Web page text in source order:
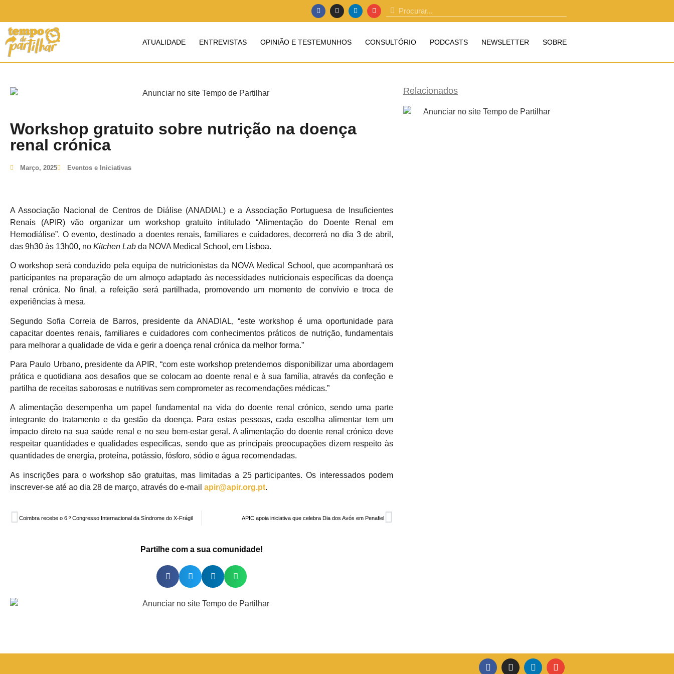
ATUALIDADE ENTREVISTAS OPINIÃO E TESTEMUNHOS CONSULTÓRIO PODCASTS NEWSLETTER SOBRE
Workshop gratuito sobre nutrição na doença
renal crónica
Março, 2025 Eventos e Iniciativas
A Associação Nacional de Centros de Diálise (ANADIAL) e a Associação Portuguesa de Insuficientes
Renais (APIR) vão organizar um workshop gratuito intitulado “Alimentação do Doente Renal em
Hemodiálise”. O evento, destinado a doentes renais, familiares e cuidadores, decorrerá no dia 3 de abril,
das 9h30 às 13h00, no Kitchen Lab da NOVA Medical School, em Lisboa.
O workshop será conduzido pela equipa de nutricionistas da NOVA Medical School, que acompanhará os
participantes na preparação de um almoço adaptado às necessidades nutricionais específicas da doença
renal crónica. No final, a refeição será partilhada, promovendo um momento de convívio e troca de
experiências à mesa.
Segundo Sofia Correia de Barros, presidente da ANADIAL, “este workshop é uma oportunidade para
capacitar doentes renais, familiares e cuidadores com conhecimentos práticos de nutrição, fundamentais
para melhorar a qualidade de vida e gerir a doença renal crónica da melhor forma.”
Para Paulo Urbano, presidente da APIR, “com este workshop pretendemos disponibilizar uma abordagem
prática e quotidiana aos desafios que se colocam ao doente renal e à sua família, através da confeção e
partilha de receitas saborosas e nutritivas sem comprometer as recomendações médicas.”
A alimentação desempenha um papel fundamental na vida do doente renal crónico, sendo uma parte
integrante do tratamento e da gestão da doença. Para estas pessoas, cada escolha alimentar tem um
impacto direto na sua saúde renal e no seu bem-estar geral. A alimentação do doente renal crónico deve
respeitar quantidades e qualidades específicas, sendo que as principais preocupações dizem respeito às
quantidades de energia, proteína, potássio, fósforo, sódio e água recomendadas.
As inscrições para o workshop são gratuitas, mas limitadas a 25 participantes. Os interessados podem
inscrever-se até ao dia 28 de março, através do e-mail apir@apir.org.pt.
Coimbra recebe o 6.º Congresso Internacional da Síndrome do X-Frágil APIC apoia iniciativa que celebra Dia dos Avós em Penafiel
Partilhe com a sua comunidade!
Relacionados